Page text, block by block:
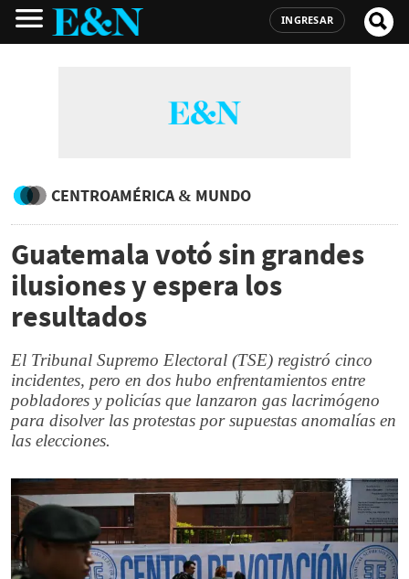
INGRESAR
CENTROAMÉRICA & MUNDO
Guatemala votó sin grandes
ilusiones y espera los
resultados
El Tribunal Supremo Electoral (TSE) registró cinco
incidentes, pero en dos hubo enfrentamientos entre
pobladores y policías que lanzaron gas lacrimógeno
para disolver las protestas por supuestas anomalías en
las elecciones.